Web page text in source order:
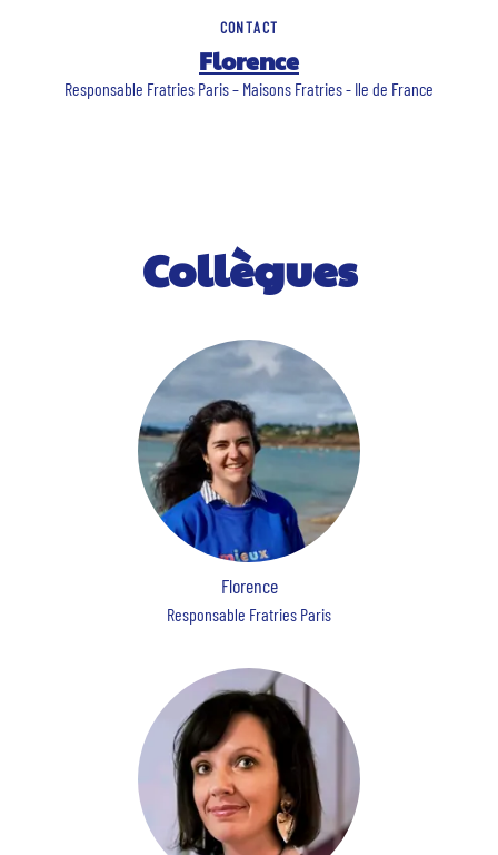
CONTACT
Florence
Responsable Fratries Paris – Maisons Fratries - Ile de France
Collègues
Florence
Responsable Fratries Paris